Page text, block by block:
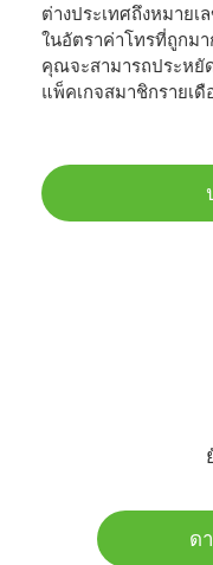
ต่างประเทศถึงหมาย
ในอัตราค่าโทรที่ถูกม
คุณจะสามารถประหยั
แพ็คเกจสมาชิกรายเ
ด